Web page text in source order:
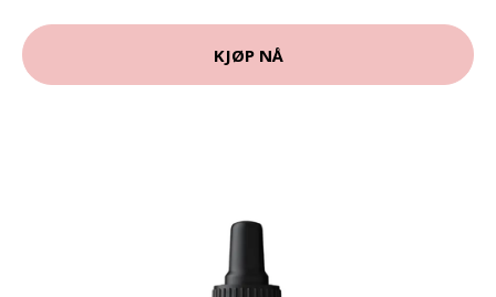
KJØP NÅ